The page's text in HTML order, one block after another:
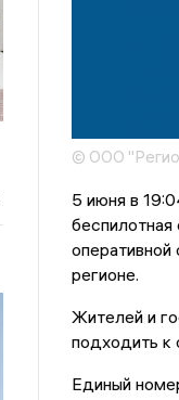
© ООО
5 июня в
оперативной
регионе.
Жителей и
подходить к
Единый